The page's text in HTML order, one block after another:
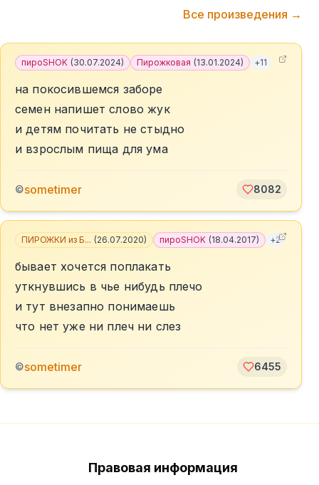
Все произведения →
пироSHOK (30.07.2024) Пирожковая (13.01.2024) +11
на покосившемся заборе
семен напишет слово жук
и детям почитать не стыдно
и взрослым пища для ума
©sometimer 8082
ПИРОЖКИ из Б... (26.07.2020) пироSHOK (18.04.2017) +2
бывает хочется поплакать
уткнувшись в чье нибудь плечо
и тут внезапно понимаешь
что нет уже ни плеч ни слез
©sometimer 6455
Правовая информация